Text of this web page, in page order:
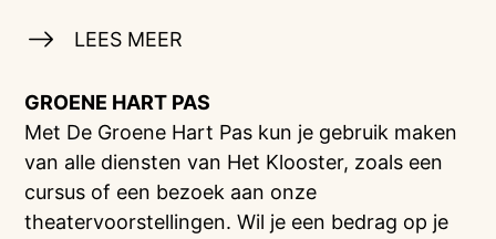
LEES MEER
GROENE HART PAS
Met De Groene Hart Pas kun je gebruik maken
van alle diensten van Het Klooster, zoals een
cursus of een bezoek aan onze
theatervoorstellingen. Wil je een bedrag op je